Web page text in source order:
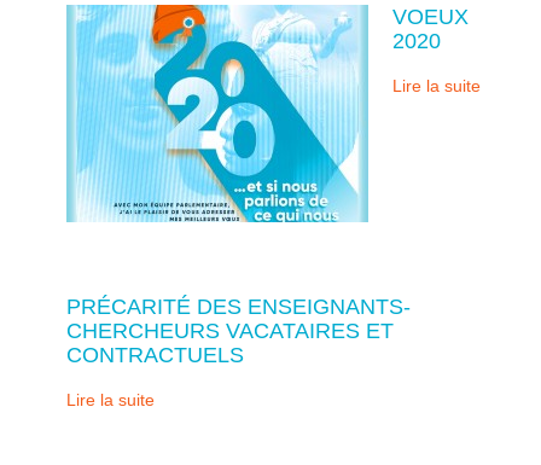
VOEUX
2020
Lire la suite
PRÉCARITÉ DES ENSEIGNANTS-
CHERCHEURS VACATAIRES ET
CONTRACTUELS
Lire la suite